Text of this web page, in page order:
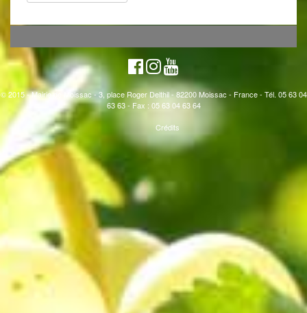
© 2015 - Mairie de Moissac - 3, place Roger Delthil - 82200 Moissac - France - Tél. 05 63 04
63 63 - Fax : 05 63 04 63 64
Crédits